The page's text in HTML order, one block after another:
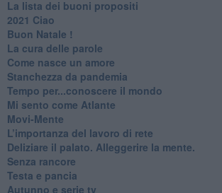
​La lista dei buoni propositi
2021 Ciao
Buon Natale !
​La cura delle parole
​Come nasce un amore
Stanchezza da pandemia
​Tempo per...conoscere il mondo
​Mi sento come Atlante
​Movi-Mente
​L’importanza del lavoro di rete
​Deliziare il palato. Alleggerire la mente.
​Senza rancore
​Testa e pancia
​Autunno e serie tv